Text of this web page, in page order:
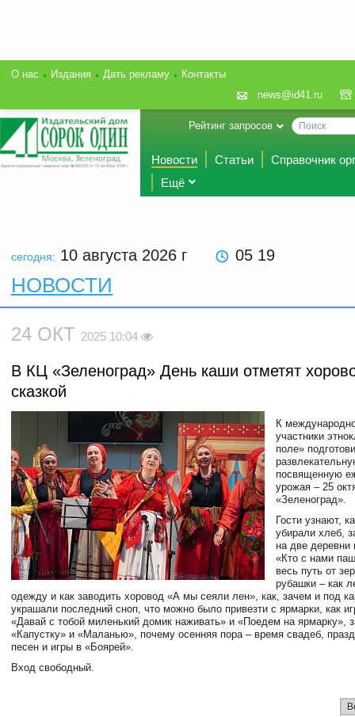
О нас Издания Дать рекламу
Контакты
news@id41.ru
Рейтинг запросов
Новости Статьи
Справочник
Ещё
сегодня: 10 августа 2026 г 05 19
НОВОСТИ
24 ОКТ 2025 10:04
В КЦ «Зеленоград» День каши отметят
сказкой
К
участники
поле»
посвященную
урожая – 25
«Зеленоград».
Гости узнают,
убирали хлеб,
на две деревни
«Кто с нами
весь путь от
рубашки – как
одежду и как заводить хоровод «А мы сеяли лен», как, зачем и под
украшали последний сноп, что можно было привезти с ярмарки, как
«Давай с тобой миленький домик наживать» и «Поедем на ярмарку»,
«Капустку» и «Маланью», почему осенняя пора – время свадеб,
песен и игры в «Боярей».
Вход свободный.